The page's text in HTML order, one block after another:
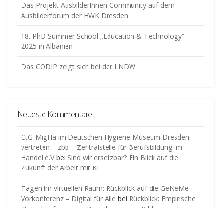
Das Projekt AusbilderInnen-Community auf dem
Ausbilderforum der HWK Dresden
18. PhD Summer School „Education & Technology“
2025 in Albanien
Das CODIP zeigt sich bei der LNDW
Neueste Kommentare
CtG-MigHa im Deutschen Hygiene-Museum Dresden
vertreten – zbb – Zentralstelle für Berufsbildung im
Handel e.Vbei Sind wir ersetzbar? Ein Blick auf die
Zukunft der Arbeit mit KI
Tagen im virtuellen Raum: Rückblick auf die GeNeMe-
Vorkonferenz – Digital für Alle bei Rückblick: Empirische